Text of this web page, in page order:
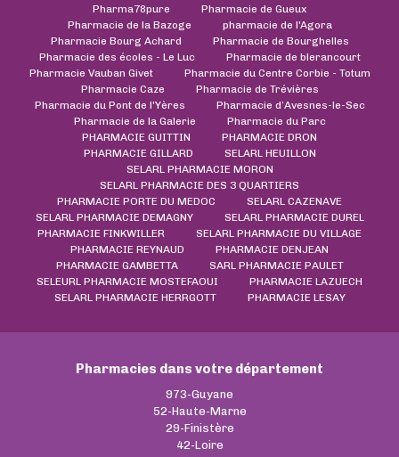
Pharma78pure
Pharmacie de Gueux
Pharmacie de la Bazoge
pharmacie de l'Agora
Pharmacie Bourg Achard
Pharmacie de Bourghelles
Pharmacie des écoles - Le Luc
Pharmacie de blerancourt
Pharmacie Vauban Givet
Pharmacie du Centre Corbie - Totum
Pharmacie Caze
Pharmacie de Trévières
Pharmacie du Pont de l'Yères
Pharmacie d’Avesnes-le-Sec
Pharmacie de la Galerie
Pharmacie du Parc
PHARMACIE GUITTIN
PHARMACIE DRON
PHARMACIE GILLARD
SELARL HEUILLON
SELARL PHARMACIE MORON
SELARL PHARMACIE DES 3 QUARTIERS
PHARMACIE PORTE DU MEDOC
SELARL CAZENAVE
SELARL PHARMACIE DEMAGNY
SELARL PHARMACIE DUREL
PHARMACIE FINKWILLER
SELARL PHARMACIE DU VILLAGE
PHARMACIE REYNAUD
PHARMACIE DENJEAN
PHARMACIE GAMBETTA
SARL PHARMACIE PAULET
SELEURL PHARMACIE MOSTEFAOUI
PHARMACIE LAZUECH
SELARL PHARMACIE HERRGOTT
PHARMACIE LESAY
Pharmacies dans votre département
973-Guyane
52-Haute-Marne
29-Finistère
42-Loire